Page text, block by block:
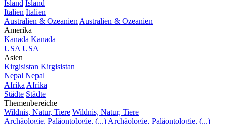
Island Island
Italien Italien
Australien & Ozeanien Australien & Ozeanien
Amerika
Kanada Kanada
USA USA
Asien
Kirgisistan Kirgisistan
Nepal Nepal
Afrika Afrika
Städte Städte
Themenbereiche
Wildnis, Natur, Tiere Wildnis, Natur, Tiere
Archäologie, Paläontologie, (...) Archäologie, Paläontologie, (...)